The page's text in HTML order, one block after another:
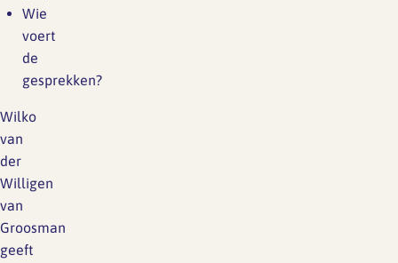
Wie
voert
de
gesprekken?
Wilko
van
der
Willigen
van
Groosman
geeft